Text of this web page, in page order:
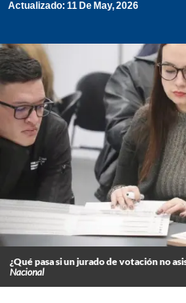
Actualizado: 11 De May, 2026
¿Qué pasa si un jurado de votación no
Nacional